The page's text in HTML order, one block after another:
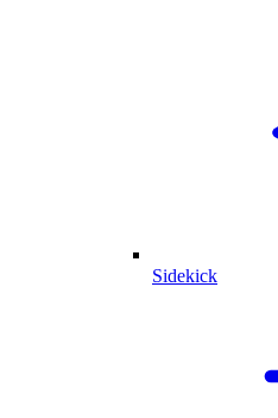
Sidekick